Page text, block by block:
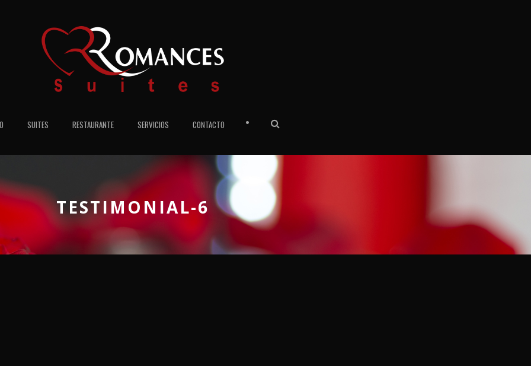
SUITES RESTAURANTE SERVICIOS CONTACTO •
TESTIMONIAL-6